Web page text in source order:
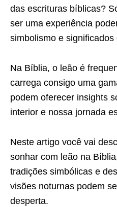
das escrituras bíblicas?
ser uma experiência
simbolismo e significados
Na Bíblia, o leão é
carrega consigo uma
podem oferecer insights
interior e nossa jornada
Neste artigo você vai
sonhar com leão na
tradições simbólicas e
visões noturnas podem
desperta.